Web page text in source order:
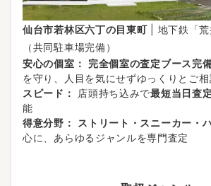
仙台市若林区六丁の目東町| 地下鉄「荒
（共同駐車場完備）
安心の個室：
完全個室の査定ブース完備
を守り、人目を気にせずゆっくりとご相
スピード：
店頭持ち込みで最短当日査
能
得意分野：
ストリート・スニーカー・
心に、あらゆるジャンルを専門査定